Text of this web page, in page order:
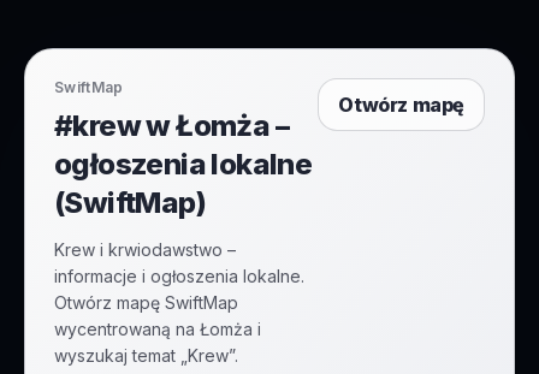
SwiftMap
#krew w Łomża –
ogłoszenia lokalne
(SwiftMap)
Krew i krwiodawstwo –
informacje i ogłoszenia lokalne.
Otwórz mapę SwiftMap
wycentrowaną na Łomża i
wyszukaj temat „Krew”.
Otwórz mapę